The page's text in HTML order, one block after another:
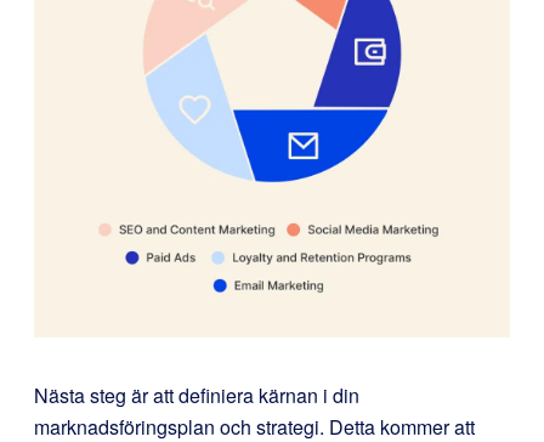
Nästa steg är att definiera kärnan i din
marknadsföringsplan och strategi. Detta kommer att